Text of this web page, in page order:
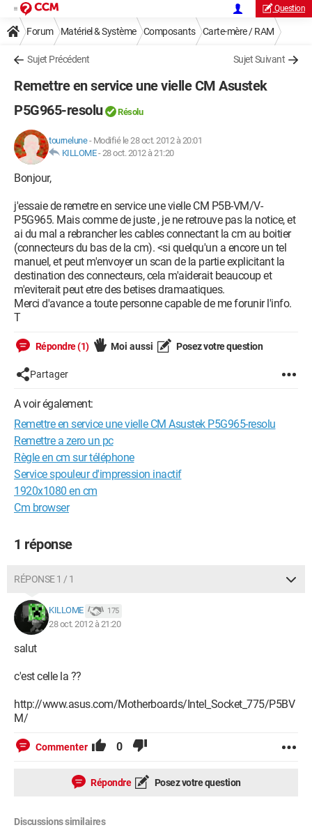
Question
Forum Matériel & Système Composants Carte-mère / RAM
Sujet Précédent Sujet Suivant
Remettre en service une vielle CM Asustek
P5G965-resolu
Résolu
tournelune- Modifié le 28 oct. 2012 à 20:01
KILLOME-28 oct. 2012 à 21:20
Bonjour,
j'essaie de remetre en service une vielle CM P5B-VM/V-
P5G965. Mais comme de juste , je ne retrouve pas la notice, et
ai du mal a rebrancher les cables connectant la cm au boitier
(connecteurs du bas de la cm). <si quelqu'un a encore un tel
manuel, et peut m'envoyer un scan de la partie explicitant la
destination des connecteurs, cela m'aiderait beaucoup et
m'eviterait peut etre des betises dramaatiques.
Merci d'avance a toute personne capable de me forunir l'info.
T
Répondre (1) Moi aussi Posez votre question
Partager
A voir également:
Remettre en service une vielle CM Asustek P5G965-resolu
Remettre a zero un pc
Règle en cm sur téléphone
Service spouleur d'impression inactif
1920x1080 en cm
Cm browser
1 réponse
RÉPONSE 1 / 1
KILLOME 175
28 oct. 2012 à 21:20
salut
c'est celle la ??
http://www.asus.com/Motherboards/Intel_Socket_775/P5BV
M/
Commenter 0
Répondre Posez votre question
Discussions similaires